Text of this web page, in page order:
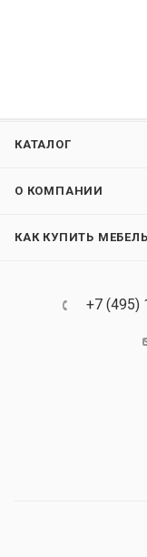
КАТАЛОГ
О КОМПАНИИ
КАК КУПИТЬ МЕБЕЛЬ
+7 (495)